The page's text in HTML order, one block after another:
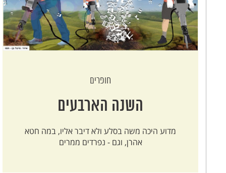
חופרים
השנה הארבעים
מדוע היכה משה בסלע ולא דיבר אליו, במה חטא
אהרן, וגם - נפרדים ממרים